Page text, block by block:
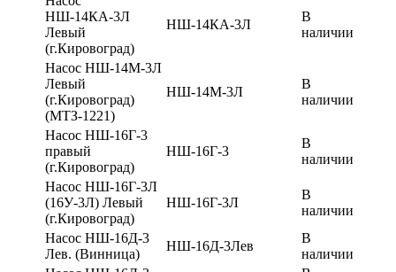
НШ-14КА-3Л
Левый
(г.Кировоград)
НШ-14КА-3Л
В
наличии
Насос НШ-14М-3Л
Левый
(г.Кировоград)
(МТЗ-1221)
НШ-14М-3Л
В
наличии
Насос НШ-16Г-3
правый
(г.Кировоград)
НШ-16Г-3
В
наличии
Насос НШ-16Г-3Л
(16У-3Л) Левый
(г.Кировоград)
НШ-16Г-3Л
В
наличии
Насос НШ-16Д-3
Лев. (Винница)
НШ-16Д-3Лев
В
наличии